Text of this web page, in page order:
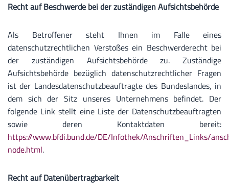
Recht auf Beschwerde bei der zuständigen Aufsichtsbehörde
Als Betroffener steht Ihnen im Falle eines
datenschutzrechtlichen Verstoßes ein Beschwerderecht bei
der zuständigen Aufsichtsbehörde zu. Zuständige
Aufsichtsbehörde bezüglich datenschutzrechtlicher Fragen
ist der Landesdatenschutzbeauftragte des Bundeslandes, in
dem sich der Sitz unseres Unternehmens befindet. Der
folgende Link stellt eine Liste der Datenschutzbeauftragten
sowie deren Kontaktdaten bereit:
https://www.bfdi.bund.de/DE/Infothek/Anschriften_Links/
node.html.
Recht auf Datenübertragbarkeit